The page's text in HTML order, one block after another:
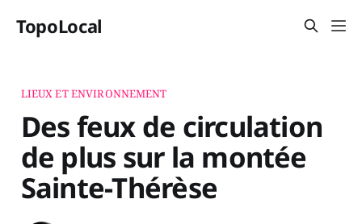
TopoLocal
LIEUX ET ENVIRONNEMENT
Des feux de circulation
de plus sur la montée
Sainte-Thérèse